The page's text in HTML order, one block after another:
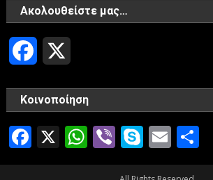
Ακολουθείστε μας…
Facebook
Κοινοποίηση
Facebook
X WhatsApp
ViberSkype
Email